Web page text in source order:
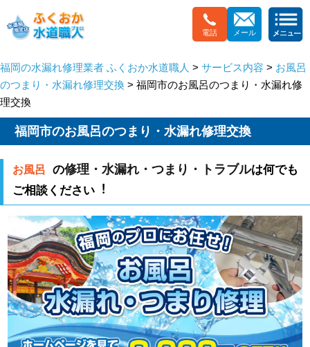
電話 メール
福岡の水漏れ修理業者 ふくおか水道職人 > サービス内容 > お風呂
のつまり・水漏れ修理交換 > 福岡市のお風呂のつまり・水漏れ修
理交換
福岡市のお風呂のつまり・水漏れ修理交換
お風呂 の修理・水漏れ・つまり・トラブルは何でも
ご相談ください︕